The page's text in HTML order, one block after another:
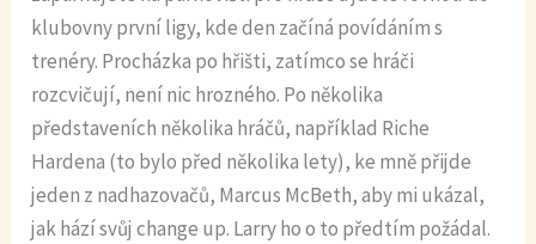
klubovny první ligy, kde den začíná povídáním s
trenéry. Procházka po hřišti, zatímco se hráči
rozcvičují, není nic hrozného. Po několika
představeních několika hráčů, například Riche
Hardena (to bylo před několika lety), ke mně přijde
jeden z nadhazovačů, Marcus McBeth, aby mi ukázal,
jak hází svůj change up. Larry ho o to předtím požádal.